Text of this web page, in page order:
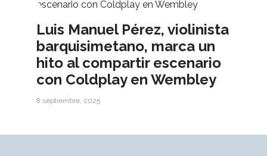
Luis Manuel Pérez, violinista
barquisimetano, marca un
hito al compartir escenario
con Coldplay en Wembley
8 septiembre, 2025